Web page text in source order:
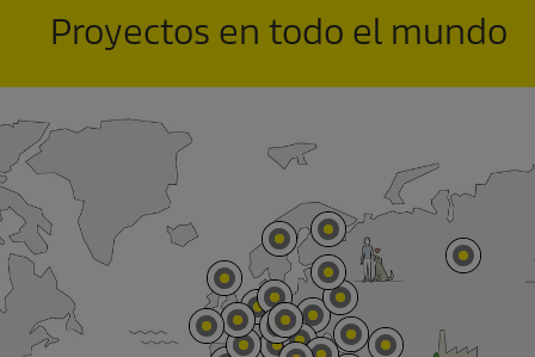
Proyectos en todo el mundo